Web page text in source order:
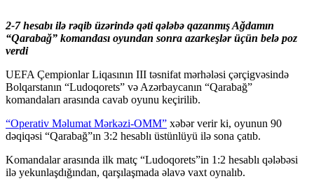
2-7 hesabı ilə rəqib üzərində qəti qələbə qazanmış Ağdamın
“Qarabağ” komandası oyundan sonra azarkeşlər üçün belə poz
verdi
UEFA Çempionlar Liqasının III təsnifat mərhələsi çərçigvəsində
Bolqarstanın “Ludoqorets” və Azərbaycanın “Qarabağ”
komandaları arasında cavab oyunu keçirilib.
“Operativ Məlumat Mərkəzi-OMM” xəbər verir ki, oyunun 90
dəqiqəsi “Qarabağ”ın 3:2 hesablı üstünlüyü ilə sona çatıb.
Komandalar arasında ilk matç “Ludoqorets”in 1:2 hesablı qələbəsi
ilə yekunlaşdığından, qarşılaşmada əlavə vaxt oynalıb.